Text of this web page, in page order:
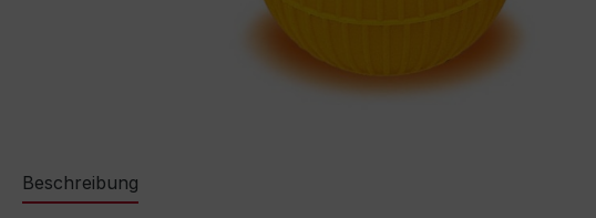
Beschreibung